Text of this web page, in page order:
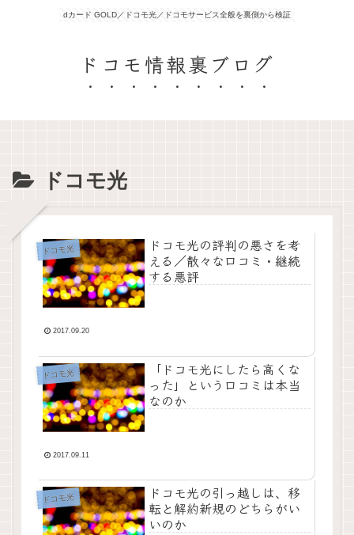
dカード GOLD／ドコモ光／ドコモサービス全般を裏側から検証
ドコモ情報裏ブログ
ドコモ光
ドコモ光
ドコモ光の評判の悪さを考
える／散々な口コミ・継続
する悪評
2017.09.20
ドコモ光
「ドコモ光にしたら高くな
った」という口コミは本当
なのか
2017.09.11
ドコモ光
ドコモ光の引っ越しは、移
転と解約新規のどちらがい
いのか